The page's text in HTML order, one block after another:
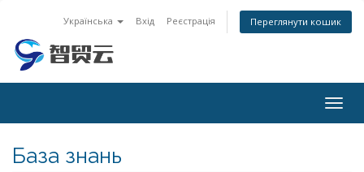
Українська Вхід Реєстрація Переглянути кошик
База знань